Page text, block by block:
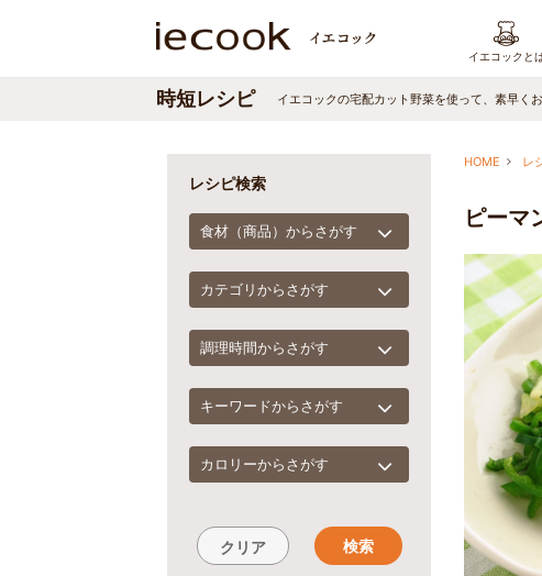
イエコックと
イエコックの宅配カット野菜を使って、素早く
時短レシピ
HOME レ
ピーマ
レシピ検索
食材（商品）からさがす
カテゴリからさがす
調理時間からさがす
キーワードからさがす
カロリーからさがす
クリア 検索